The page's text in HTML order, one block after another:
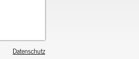
Datenschutz